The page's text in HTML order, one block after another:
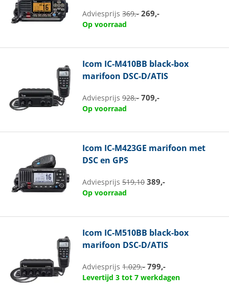
Adviesprijs369,- 269,-
Op voorraad
Icom IC-M410BB black-box
marifoon DSC-D/ATIS
Adviesprijs928,- 709,-
Op voorraad
Icom IC-M423GE marifoon met
DSC en GPS
Adviesprijs519,10 389,-
Op voorraad
Icom IC-M510BB black-box
marifoon DSC-D/ATIS
Adviesprijs1.029,- 799,-
Levertijd 3 tot 7 werkdagen